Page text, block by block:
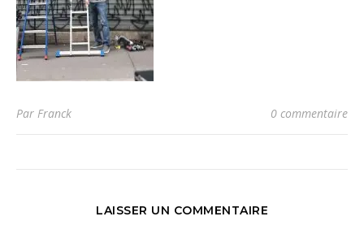
Par Franck 0 commentaire
LAISSER UN COMMENTAIRE